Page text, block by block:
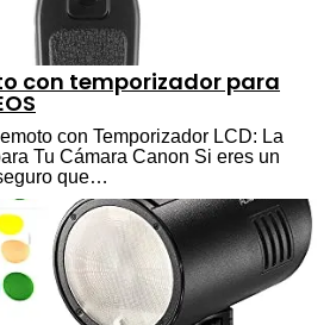
con temporizador para
con Temporizador LCD: La
Tu Cámara Canon Si eres un
que…